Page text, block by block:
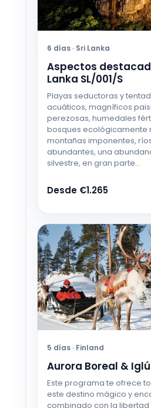
Desde €581
17 OCT - 27
18 OCT - 28
Desde €590
19 OCT - 29
Desde €597
20 OCT - 30
Desde €606
21 OCT - 31
22 OCT - 1
Desde €606
6 días · Sri Lanka
Aspectos
Lanka SL/001/S
Playas seductoras y
acuáticos, magníficos
perezosas, humedales
bosques ecológicamente
montañas imponentes,
abundantes, una
silvestre, en gran parte…
Desde €1.265
5 días · Finland
Aurora Boreal &
Este programa te ofrece
este destino mágico y
combinado con la